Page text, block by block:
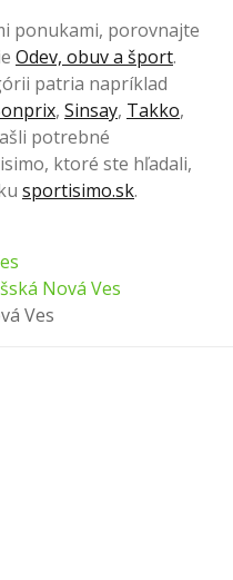
ponukami, porovnajte
Odev, obuv a šport.
patria napríklad
, Sinsay, Takko,
potrebné
ktoré ste hľadali,
sportisimo.sk.
Nová Ves
Ves